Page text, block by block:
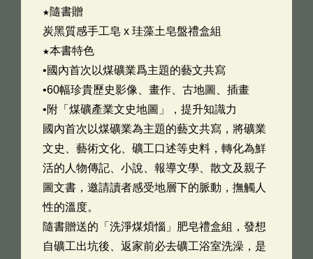
★隨書贈
炭黑質感手工皂 x 珪藻土皂盤禮盒組
★本書特色
•國內首次以煤礦業爲主題的藝文共寫
•60幅珍貴歷史影像、畫作、古地圖、插畫
•附「煤礦產業文史地圖」，提升知識力
國內首次以煤礦業為主題的藝文共寫，將礦業
文史、藝術文化、礦工口述等史料，轉化為鮮
活的人物傳記、小說、報導文學、散文及親子
圖文書，邀請讀者感受地層下的脈動，撫觸人
性的溫度。
隨書贈送的「洗淨煤煩惱」肥皂禮盒組，發想
自礦工出坑後、返家前必去礦工浴室洗澡，是